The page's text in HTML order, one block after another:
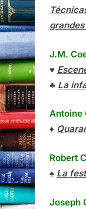
J.M.
♥
♣ La
Antoine
♦
Robert
♠ La
Joseph